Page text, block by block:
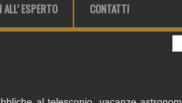
ESPERTO CONTATTI